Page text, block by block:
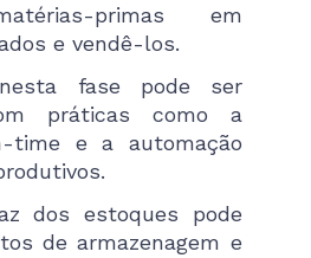
primas em
e vendê-los.
fase pode ser
práticas como a
time e a automação
dos estoques pode
de armazenagem e